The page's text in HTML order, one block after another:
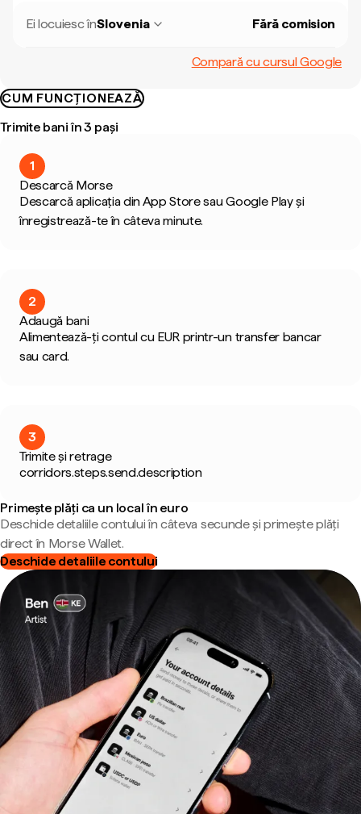
Ei locuiesc înSlovenia Fără comision
Compară cu cursul Google
CUM FUNCȚIONEAZĂ
Trimite bani în 3 pași
1
Descarcă Morse
Descarcă aplicația din App Store sau Google Play și
înregistrează-te în câteva minute.
2
Adaugă bani
Alimentează-ți contul cu EUR printr-un transfer bancar
sau card.
3
Trimite și retrage
corridors.steps.send.description
Primește plăți ca un local în euro
Deschide detaliile contului în câteva secunde și primește plăți
direct în Morse Wallet.
Deschide detaliile contului